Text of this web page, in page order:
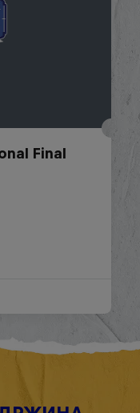
Final